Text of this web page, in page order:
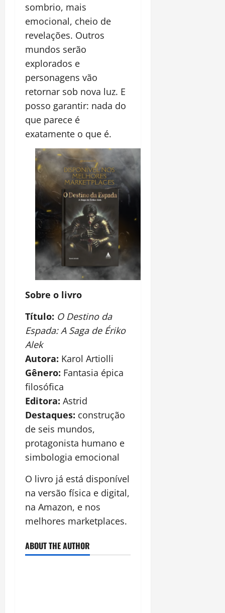
sombrio, mais
emocional, cheio de
revelações. Outros
mundos serão
explorados e
personagens vão
retornar sob nova luz. E
posso garantir: nada do
que parece é
exatamente o que é.
Sobre o livro
Título: O Destino da
Espada: A Saga de Ériko
Alek
Autora: Karol Artiolli
Gênero: Fantasia épica
filosófica
Editora: Astrid
Destaques: construção
de seis mundos,
protagonista humano e
simbologia emocional
O livro já está disponível
na versão física e digital,
na Amazon, e nos
melhores marketplaces.
ABOUT THE AUTHOR